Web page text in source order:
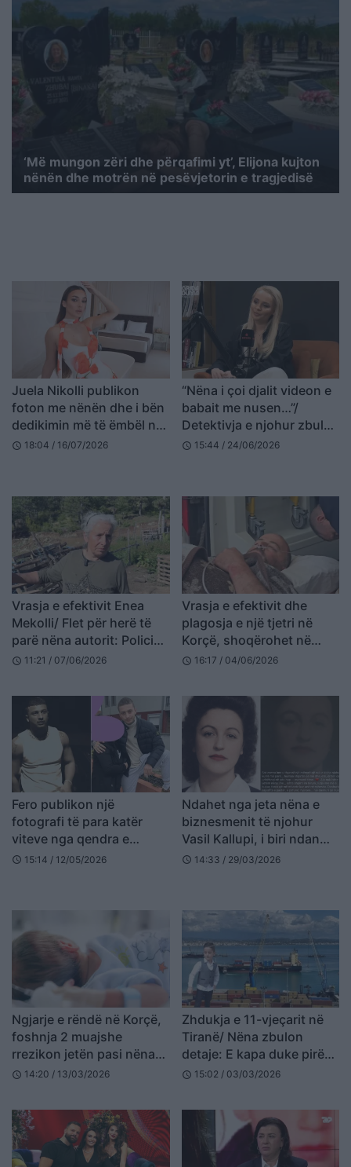
‘Më mungon zëri dhe përqafimi yt’, Elijona kujton
nënën dhe motrën në pesëvjetorin e tragjedisë
Juela Nikolli publikon
foton me nënën dhe i bën
dedikimin më të ëmbël në
ditëlindjen e saj të 63-të
schedule 18:04 / 16/07/2026
“Nëna i çoi djalit videon e
babait me nusen…”/
Detektivja e njohur zbulon
rastin EKSTREM të
schedule 15:44 / 24/06/2026
Vrasja e efektivit Enea
Mekolli/ Flet për herë të
parë nëna autorit: Polici
nisi të qëllonte i pari, më
schedule 11:21 / 07/06/2026
Vrasja e efektivit dhe
plagosja e një tjetri në
Korçë, shoqërohet në
polici nëna e autorit
schedule 16:17 / 04/06/2026
Fero publikon një
fotografi të para katër
viteve nga qendra e
rehabilitimit: Në gjendjen
schedule 15:14 / 12/05/2026
Ndahet nga jeta nëna e
biznesmenit të njohur
Vasil Kallupi, i biri ndan
mesazhin e ndjerë në
schedule 14:33 / 29/03/2026
Ngjarje e rëndë në Korçë,
foshnja 2 muajshe
rrezikon jetën pasi nëna
nuk e ushqeu me gji
schedule 14:20 / 13/03/2026
Zhdukja e 11-vjeçarit në
Tiranë/ Nëna zbulon
detaje: E kapa duke pirë
cigare, si e gjetëm në
schedule 15:02 / 03/03/2026